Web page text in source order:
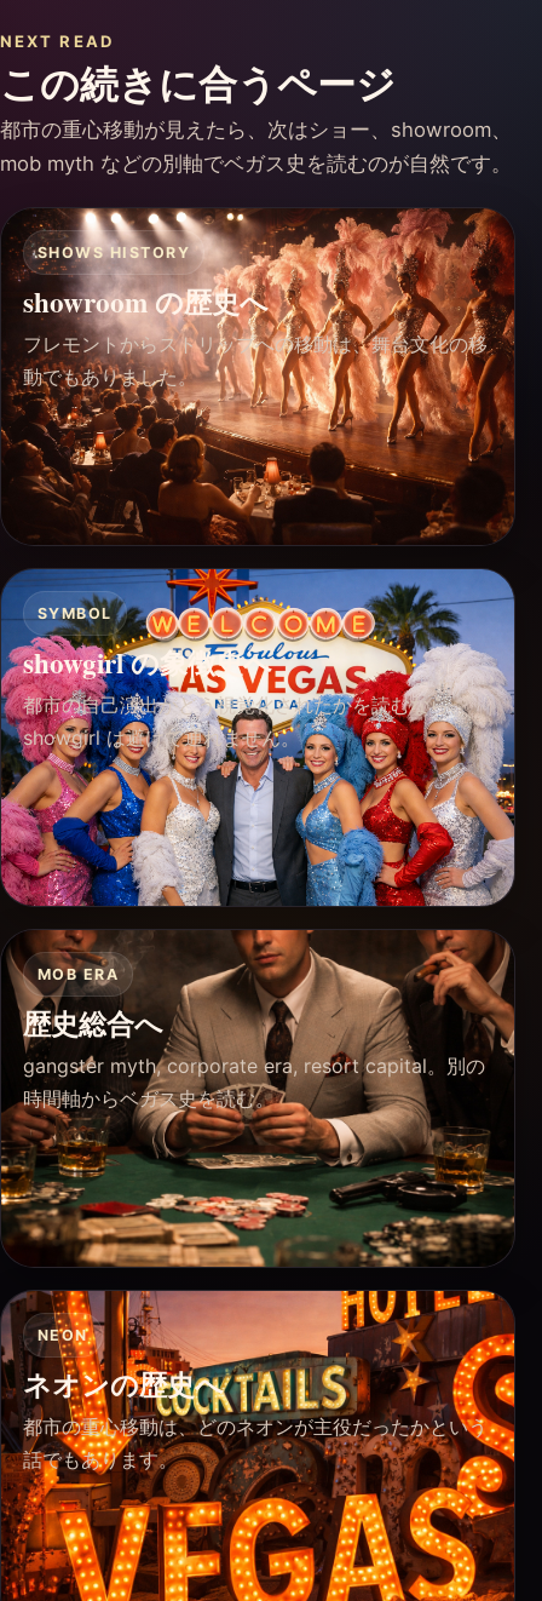
NEXT READ
この続きに合うページ
都市の重心移動が見えたら、次はショー、showroom、
mob myth などの別軸でベガス史を読むのが自然です。
SHOWS HISTORY
showroom の歴史へ
フレモントからストリップへの移動は、舞台文化の移
動でもありました。
SYMBOL
showgirl の象徴史へ
都市の自己演出がどう視覚化されたかを読むなら、
showgirl は避けて通れません。
MOB ERA
歴史総合へ
gangster myth, corporate era, resort capital。別の
時間軸からベガス史を読む。
NEON
ネオンの歴史へ
都市の重心移動は、どのネオンが主役だったかという
話でもあります。